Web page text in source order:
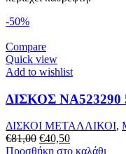
-50%
Compare
Quick view
Add to wishlist
ΔΙΣΚΟΣ NA523290
ΔΙΣΚΟΙ ΜΕΤΑΛΛΙΚΟΙ,
€81,00 Original
price
€40,50Η
τρέχουσα
Προσθήκη στο καλάθι